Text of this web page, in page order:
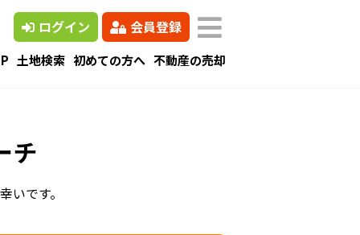
ログイン 会員登録
土地検索 初めての方へ 不動産の売却
チ
いです。